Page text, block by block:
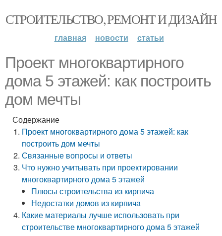
СТРОИТЕЛЬСТВО, РЕМОНТ И ДИЗАЙН
главная новости статьи
Проект многоквартирного
дома 5 этажей: как построить
дом мечты
Содержание
Проект многоквартирного дома 5 этажей: как
построить дом мечты
Связанные вопросы и ответы
Что нужно учитывать при проектировании
многоквартирного дома 5 этажей
Плюсы строительства из кирпича
Недостатки домов из кирпича
Какие материалы лучше использовать при
строительстве многоквартирного дома 5 этажей